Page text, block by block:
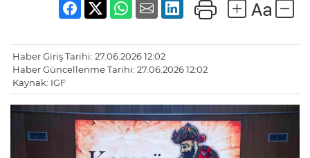
Haber Giriş Tarihi: 27.06.2026 12:02
Haber Güncellenme Tarihi: 27.06.2026 12:02
Kaynak: IGF